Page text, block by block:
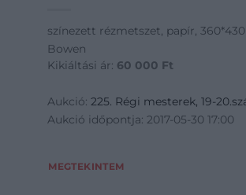
színezett rézmetszet, papír,
Bowen
Kikiáltási ár: 60 000 Ft
Aukció:225. Régi mesterek, 19-
Aukció időpontja: 2017-05-30 17:00
MEGTEKINTEM